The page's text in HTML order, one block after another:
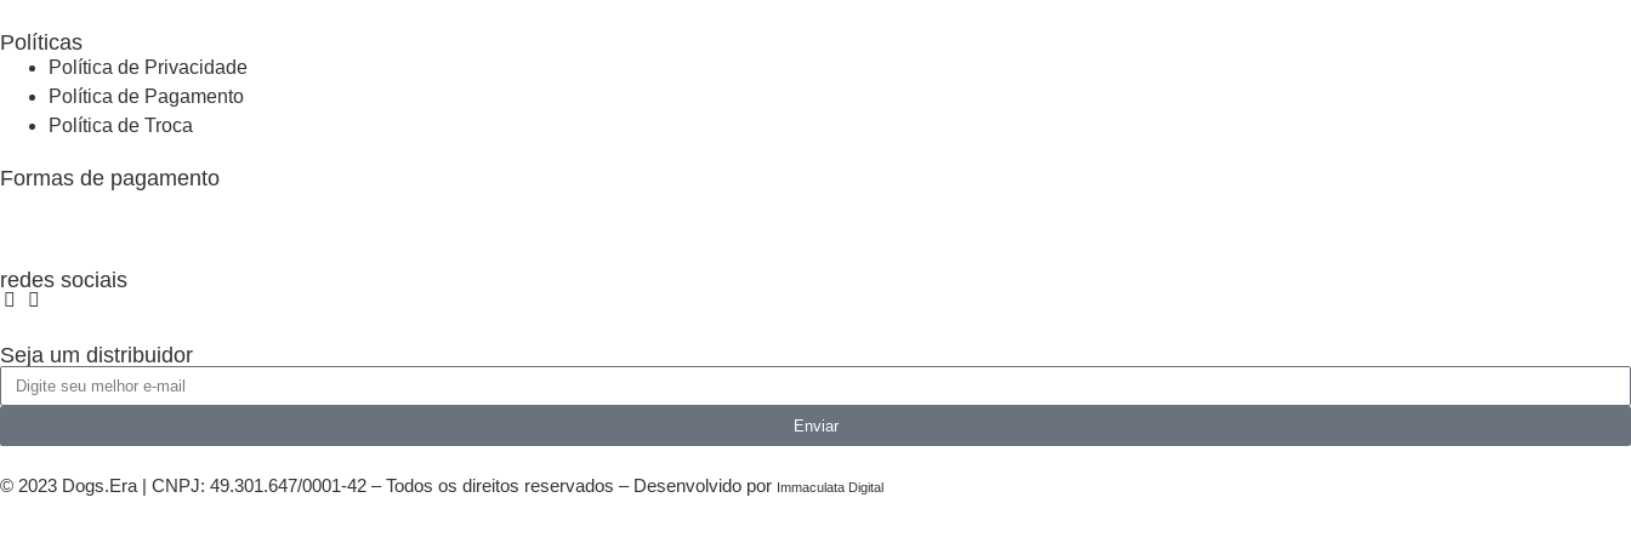
Políticas
Política de Privacidade
Política de Pagamento
Política de Troca
Formas de pagamento
redes sociais
Seja um distribuidor
Enviar
© 2023 Dogs.Era | CNPJ: 49.301.647/0001-42 – Todos os direitos reservados – Desenvolvido por Immaculata Digital